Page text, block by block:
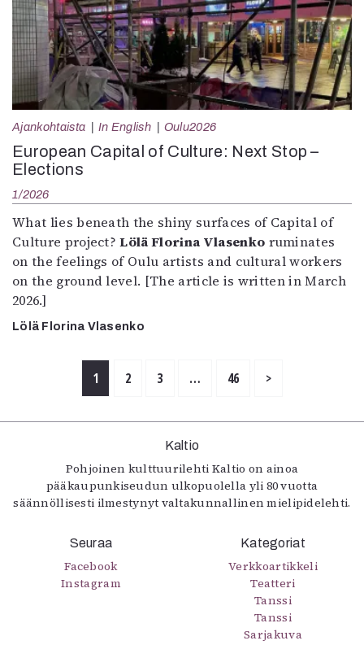
Ajankohtaista In English Oulu2026
European Capital of Culture: Next Stop –
Elections
1/2026
What lies beneath the shiny surfaces of Capital of
Culture project?Lölä Florina Vlasenko ruminates
on the feelings of Oulu artists and cultural workers
on the ground level. [The article is written in March
2026.]
Lölä Florina Vlasenko
1 2 3 … 46 >
Kaltio
Pohjoinen kulttuurilehti Kaltio on ainoa
pääkaupunkiseudun ulkopuolella yli 80 vuotta
säännöllisesti ilmestynyt valtakunnallinen mielipidelehti.
Seuraa
Facebook
Instagram
Kategoriat
Verkkoartikkeli
Teatteri
Tanssi
Tanssi
Sarjakuva